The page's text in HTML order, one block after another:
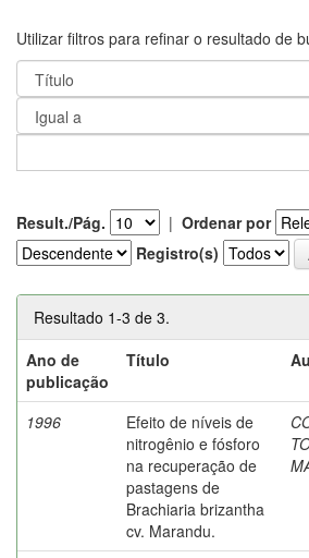
Utilizar filtros para refinar o resultado de
Result./Pág. | Ordenar por
Registro(s)
Resultado 1-3 de 3.
Ano de
publicação
Título
1996
Efeito de níveis de
nitrogênio e fósforo
na recuperação de
pastagens de
Brachiaria brizantha
cv. Marandu.